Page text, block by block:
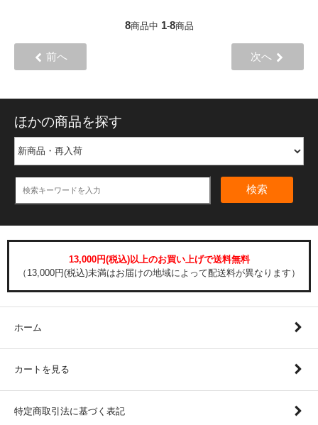
8商品中 1-8商品
前へ 次へ
ほかの商品を探す
検索
13,000円(税込)以上のお買い上げで送料無料
（13,000円(税込)未満はお届けの地域によって配送料が異なります）
ホーム
カートを見る
特定商取引法に基づく表記